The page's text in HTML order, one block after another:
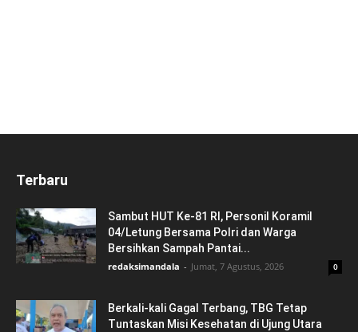
Terbaru
Sambut HUT Ke-81 RI, Personil Koramil
04/Letung Bersama Polri dan Warga
Bersihkan Sampah Pantai...
redaksimandala - Jumat, 7 Agustus, 2026 0
Berkali-kali Gagal Terbang, TBG Tetap
Tuntaskan Misi Kesehatan di Ujung Utara